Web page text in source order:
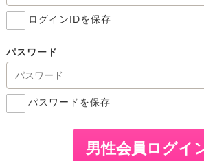
ログインIDを保存
パスワード
パスワードを保存